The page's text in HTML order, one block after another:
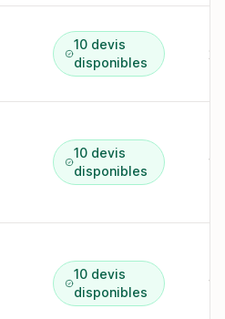
10 devis
disponibles
10 devis
disponibles
10 devis
disponibles